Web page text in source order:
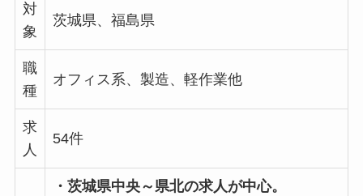
対
象
茨城県、福島県
職
種
オフィス系、製造、軽作業他
求
人
54件
・茨城県中央～県北の求人が中心。